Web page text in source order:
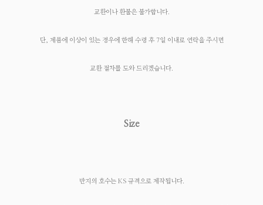
교환이나 환불은 불가합니다.
단, 제품에 이상이 있는 경우에 한해 수령 후 7일 이내로 연락을 주시면
교환 절차를 도와 드리겠습니다.
Size
반지의 호수는 KS 규격으로 제작됩니다.